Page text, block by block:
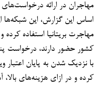
مهاجران در ارائه
اساس این گزارش، این شبکه‌ها
مهاجرت بریتانیا استفاده کرده
کشور حضور دارند، درخواست
با نزدیک شدن به پایان اعتبار
کرده و در ازای هزینه‌های